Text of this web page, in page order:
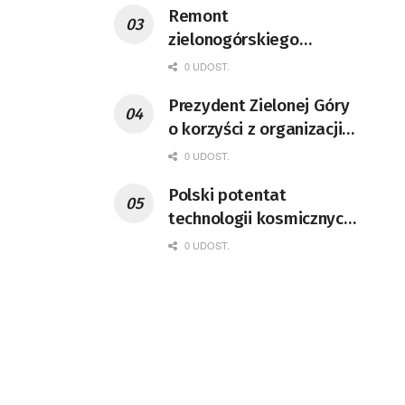
Remont
zielonogórskiego
deptaka zgodnie z
0 UDOST.
Prezydent Zielonej Góry
o korzyści z organizacji
mety Tour de Pologne
0 UDOST.
Polski potentat
technologii kosmicznych
wprowadzi się do Zielonej
0 UDOST.